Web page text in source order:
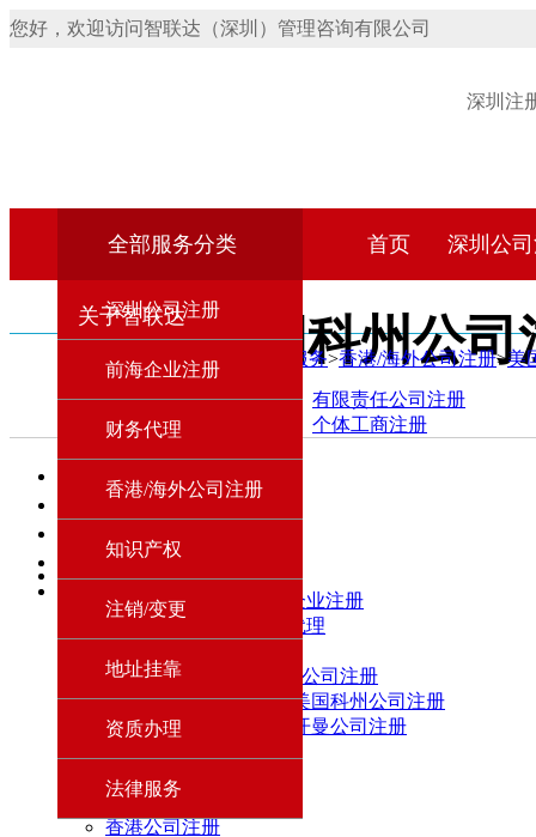
您好，欢迎访问智联达（深圳）管理咨询有限公司
深圳注
全部服务分类
深圳公司注册
前海企业注册
财务代理
香港/海外公司注册
知识产权
注销/变更
地址挂靠
资质办理
法律服务
首页 深圳公
关于智联达 美国科州公司
首页 产品服务>香港/海外公司注册>美
服务产品： 深圳公司注册
有限责任公司注册
个体工商注册
合伙企业注册
外资企业注册
无地域核名
刻章服务
前海企业注册
前海企业注册：
前海企业注册
财务代理
财务代理：
香港/海外公司注册
美国科州公司注册
开曼公司注册
新加坡注册
英国公司注册
香港公司注册
上一页
下一页